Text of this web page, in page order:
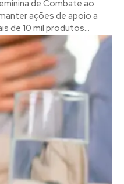
de Combate ao
ações de apoio a
de 10 mil produtos...